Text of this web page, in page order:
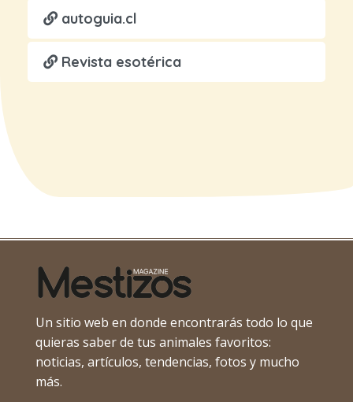
autoguia.cl
Revista esotérica
Un sitio web en donde encontrarás todo lo que
quieras saber de tus animales favoritos:
noticias, artículos, tendencias, fotos y mucho
más.